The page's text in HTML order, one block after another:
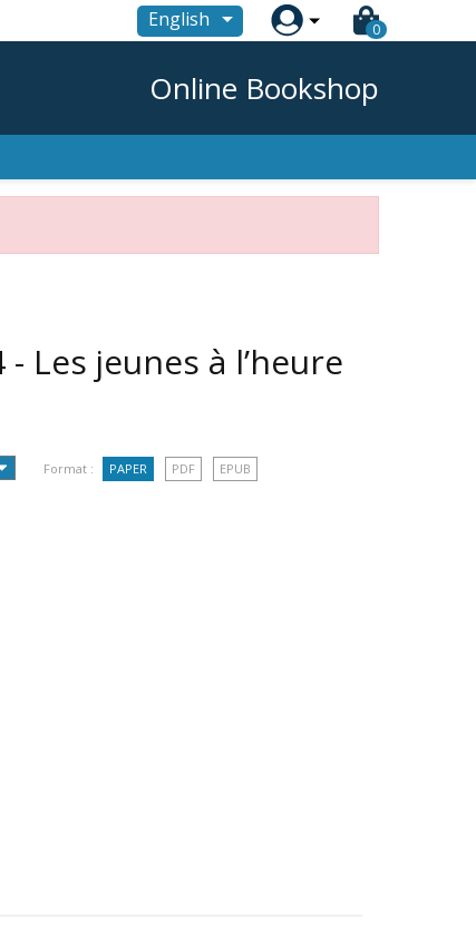
English  0
Online Bookshop
Les jeunes à l’heure
Format : PAPER PDF EPUB